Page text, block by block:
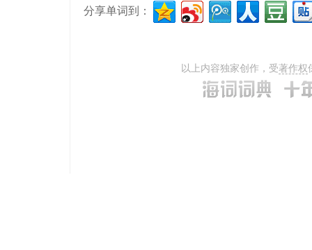
分享单词到：
以上内容独家创作，受著作权